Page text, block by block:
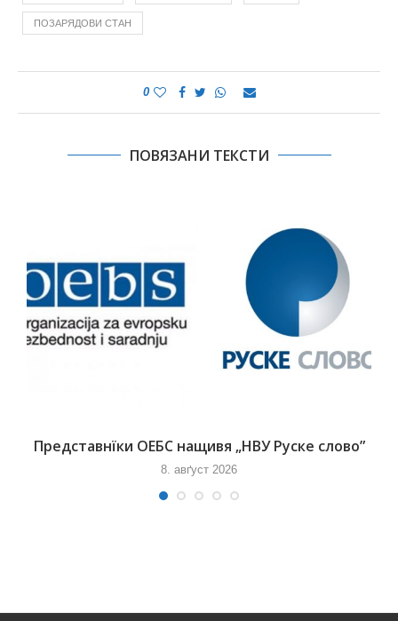
ПОЗАРЯДОВИ СТАН
0
ПОВЯЗАНИ ТЕКСТИ
Представнїки ОЕБС нащивя „НВУ Руске слово”
8. авґуст 2026